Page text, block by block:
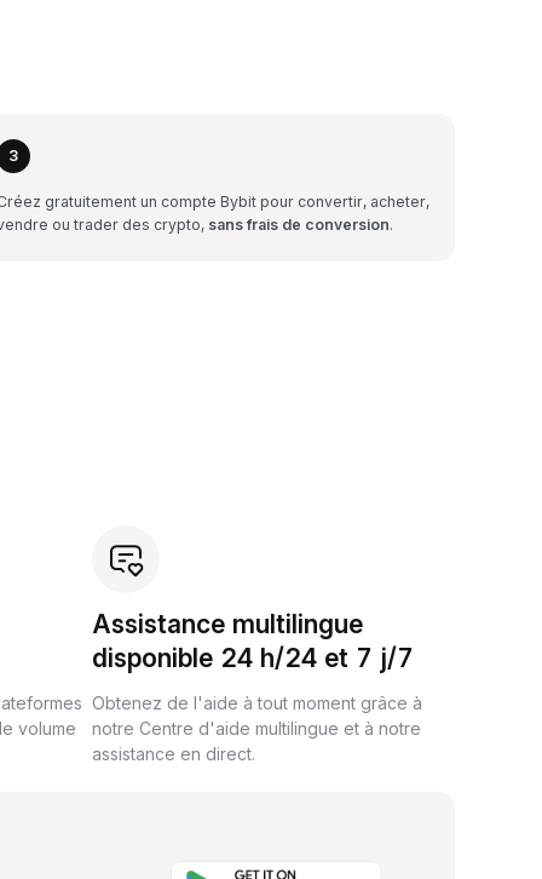
3
gratuitement un compte Bybit pour convertir, acheter,
ou trader des crypto, sans frais de conversion.
volume
Assistance multilingue
disponible 24 h/24 et 7 j/7
Obtenez de l'aide à tout moment grâce à
notre Centre d'aide multilingue et à notre
assistance en direct.